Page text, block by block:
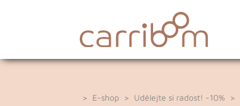
> E-shop > Udělejte si radost! -10% >